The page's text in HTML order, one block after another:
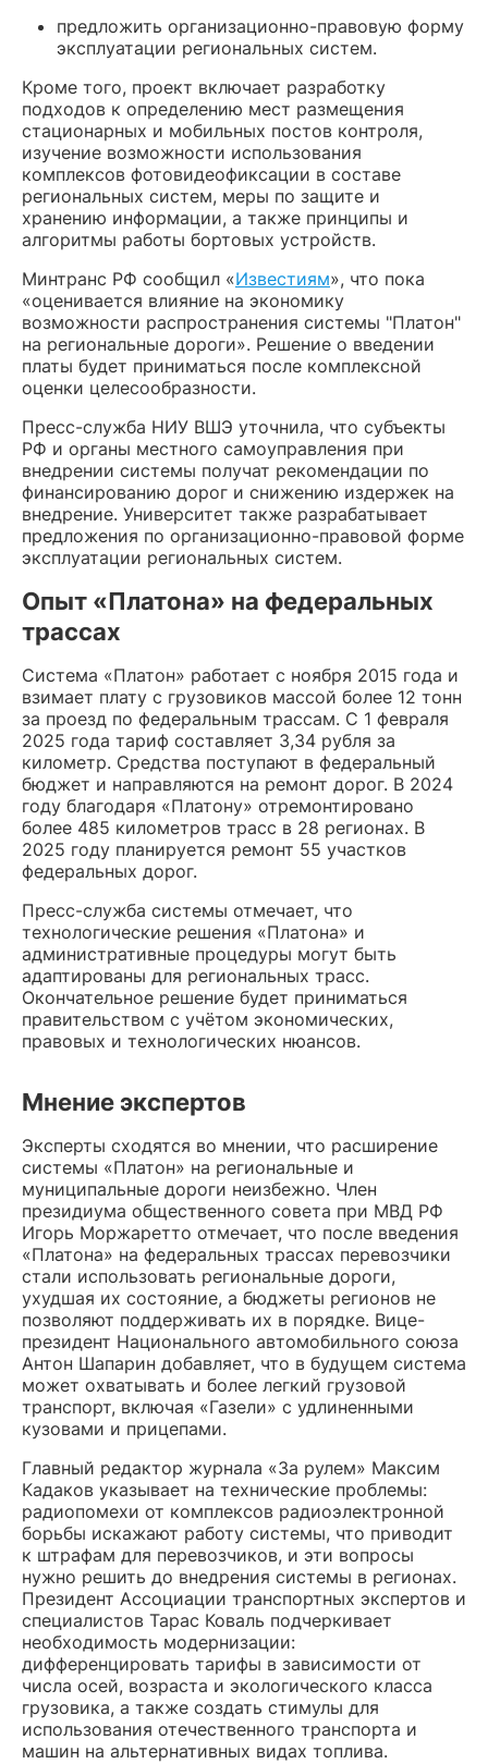
предложить организационно-правовую форму
эксплуатации региональных систем.
Кроме того, проект включает разработку
подходов к определению мест размещения
стационарных и мобильных постов контроля,
изучение возможности использования
комплексов фотовидеофиксации в составе
региональных систем, меры по защите и
хранению информации, а также принципы и
алгоритмы работы бортовых устройств.
Минтранс РФ сообщил «Известиям», что пока
«оценивается влияние на экономику
возможности распространения системы "Платон"
на региональные дороги». Решение о введении
платы будет приниматься после комплексной
оценки целесообразности.
Пресс-служба НИУ ВШЭ уточнила, что субъекты
РФ и органы местного самоуправления при
внедрении системы получат рекомендации по
финансированию дорог и снижению издержек на
внедрение. Университет также разрабатывает
предложения по организационно-правовой форме
эксплуатации региональных систем.
Опыт «Платона» на федеральных
трассах
Система «Платон» работает с ноября 2015 года и
взимает плату с грузовиков массой более 12 тонн
за проезд по федеральным трассам. С 1 февраля
2025 года тариф составляет 3,34 рубля за
километр. Средства поступают в федеральный
бюджет и направляются на ремонт дорог. В 2024
году благодаря «Платону» отремонтировано
более 485 километров трасс в 28 регионах. В
2025 году планируется ремонт 55 участков
федеральных дорог.
Пресс-служба системы отмечает, что
технологические решения «Платона» и
административные процедуры могут быть
адаптированы для региональных трасс.
Окончательное решение будет приниматься
правительством с учётом экономических,
правовых и технологических нюансов.
Мнение экспертов
Эксперты сходятся во мнении, что расширение
системы «Платон» на региональные и
муниципальные дороги неизбежно. Член
президиума общественного совета при МВД РФ
Игорь Моржаретто отмечает, что после введения
«Платона» на федеральных трассах перевозчики
стали использовать региональные дороги,
ухудшая их состояние, а бюджеты регионов не
позволяют поддерживать их в порядке. Вице-
президент Национального автомобильного союза
Антон Шапарин добавляет, что в будущем система
может охватывать и более легкий грузовой
транспорт, включая «Газели» с удлиненными
кузовами и прицепами.
Главный редактор журнала «За рулем» Максим
Кадаков указывает на технические проблемы:
радиопомехи от комплексов радиоэлектронной
борьбы искажают работу системы, что приводит
к штрафам для перевозчиков, и эти вопросы
нужно решить до внедрения системы в регионах.
Президент Ассоциации транспортных экспертов и
специалистов Тарас Коваль подчеркивает
необходимость модернизации:
дифференцировать тарифы в зависимости от
числа осей, возраста и экологического класса
грузовика, а также создать стимулы для
использования отечественного транспорта и
машин на альтернативных видах топлива.